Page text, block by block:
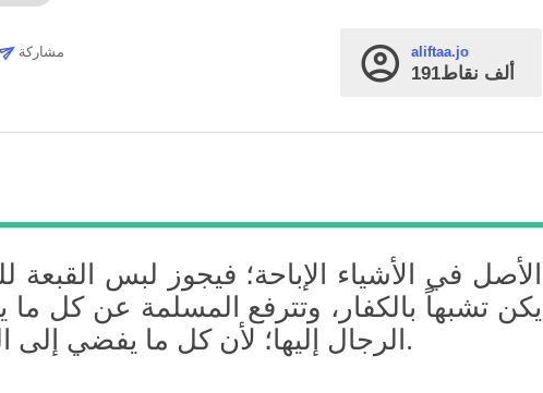
aliftaa.jo
191ألف نقاط
مشاركة
الأصل في الأشياء الإباحة؛ فيجوز لبس القبعة
يكن تشبهاً بالكفار، وتترفع المسلمة عن كل ما
الرجال إليها؛ لأن كل ما يفضي إلى الحرام حرام.